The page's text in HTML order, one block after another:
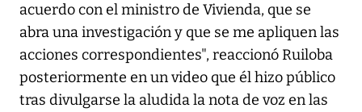
acuerdo con el ministro de Vivienda, que se
abra una investigación y que se me apliquen las
acciones correspondientes", reaccionó Ruiloba
posteriormente en un video que él hizo público
tras divulgarse la aludida la nota de voz en las